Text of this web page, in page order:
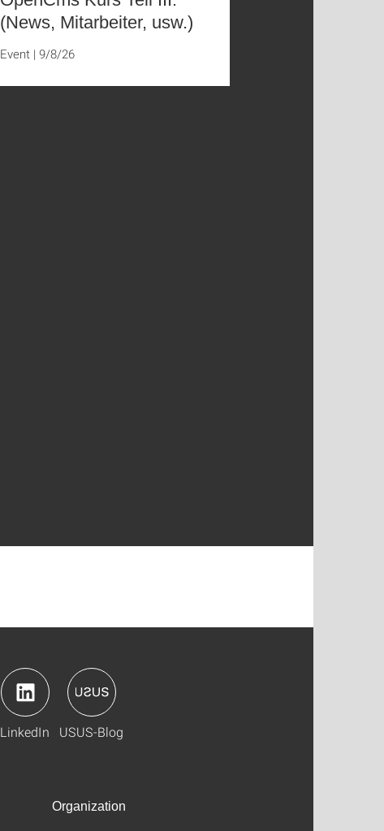
(News, Mitarbeiter, usw.)
Event | 9/8/26
LinkedIn USUS-Blog
Organization